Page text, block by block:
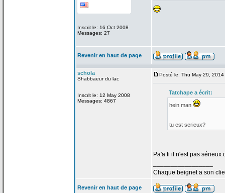
Inscrit le: 16 Oct 2008
Messages: 27
Revenir en haut de page
schola
Shabbaeur du lac
Inscrit le: 12 May 2008
Messages: 4867
Posté le: Thu May 29, 2014
Tatchape a écrit:
hein man
tu est serieux?
Pa'a fi il n'est pas sérieux
Chaque beignet a son
Revenir en haut de page